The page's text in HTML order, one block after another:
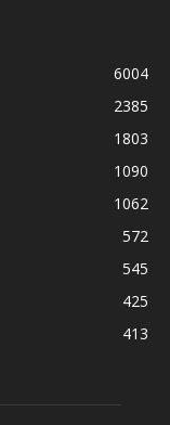
6004
2385
1803
1090
1062
572
545
425
413